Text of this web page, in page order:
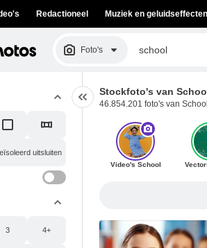
Redactioneel Muziek en geluidseffecten
Foto's
uitsluiten
3 4+
Stockfoto's van
46.854.201 foto's van
Video's School